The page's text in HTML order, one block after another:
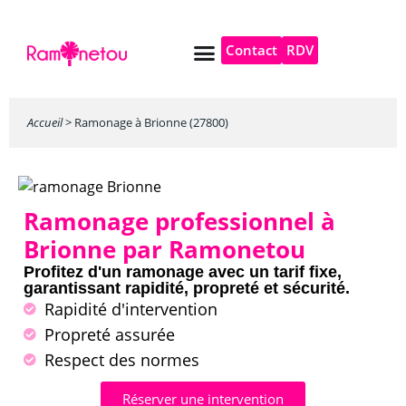
Contact RDV
Accueil> Ramonage à Brionne (27800)
Ramonage professionnel à
Brionne par Ramonetou
Profitez d'un ramonage avec un tarif fixe,
garantissant rapidité, propreté et sécurité.
Rapidité d'intervention
Propreté assurée
Respect des normes
Réserver une intervention